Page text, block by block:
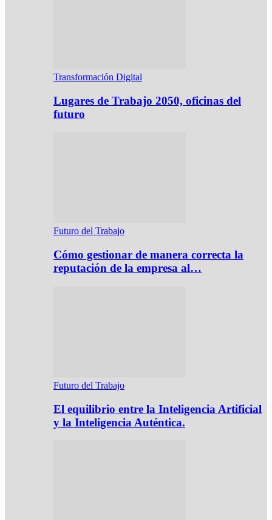
Transformación Digital
Lugares de Trabajo 2050, oficinas del
futuro
Futuro del Trabajo
Cómo gestionar de manera correcta la
reputación de la empresa al…
Futuro del Trabajo
El equilibrio entre la Inteligencia Artificial
y la Inteligencia Auténtica.